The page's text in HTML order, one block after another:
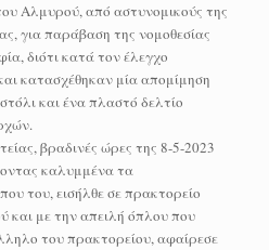
Αλμυρού, από αστυνομικούς της
για παράβαση της νομοθεσίας
διότι κατά τον έλεγχο
κατασχέθηκαν μία απομίμηση
και ένα πλαστό δελτίο
βραδινές ώρες της 8-5-2023
καλυμμένα τα
του, εισήλθε σε πρακτορείο
και με την απειλή όπλου που
του πρακτορείου, αφαίρεσε